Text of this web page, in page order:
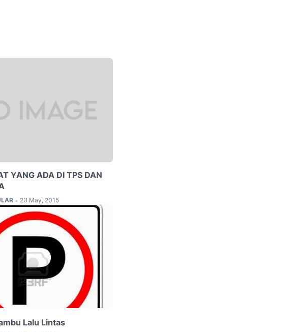
YANG ADA DI TPS DAN
• 23 May, 2015
Lalu Lintas